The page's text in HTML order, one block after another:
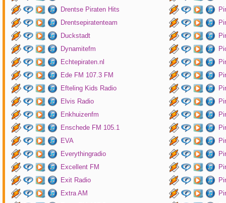
Drentse Piraten Hits
Drentsepiratenteam
Duckstadt
Dynamitefm
Echtepiraten.nl
Ede FM 107.3 FM
Efteling Kids Radio
Elvis Radio
Enkhuizenfm
Enschede FM 105.1
EVA
Everythingradio
Excellent FM
Exit Radio
Extra AM